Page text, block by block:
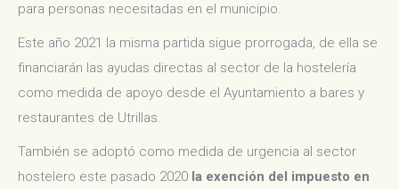
para personas necesitadas en el municipio.
Este año 2021 la misma partida sigue prorrogada, de ella se
financiarán las ayudas directas al sector de la hostelería
como medida de apoyo desde el Ayuntamiento a bares y
restaurantes de Utrillas.
También se adoptó como medida de urgencia al sector
hostelero este pasado 2020 la exención del impuesto en